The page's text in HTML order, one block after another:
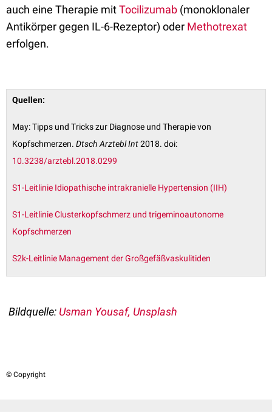
auch eine Therapie mitTocilizumab (monoklonaler
Antikörper gegen IL-6-Rezeptor) oder Methotrexat
erfolgen.
Quellen:
May: Tipps und Tricks zur Diagnose und Therapie von
Kopfschmerzen. Dtsch Arztebl Int2018. doi:
10.3238/arztebl.2018.0299
S1-Leitlinie Idiopathische intrakranielle Hypertension (IIH)
S1-Leitlinie Clusterkopfschmerz und trigeminoautonome
Kopfschmerzen
S2k-Leitlinie Management der Großgefäßvaskulitiden
Bildquelle: Usman Yousaf, Unsplash
© Copyright